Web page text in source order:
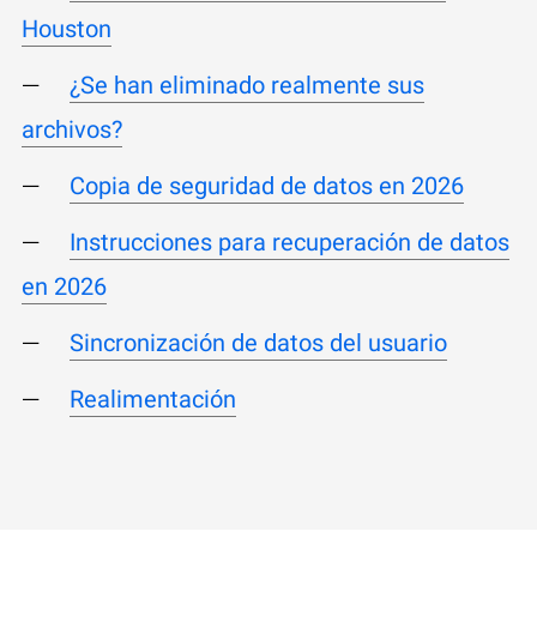
Houston
¿Se han eliminado realmente sus
archivos?
Copia de seguridad de datos en 2026
Instrucciones para recuperación de datos
en 2026
Sincronización de datos del usuario
Realimentación